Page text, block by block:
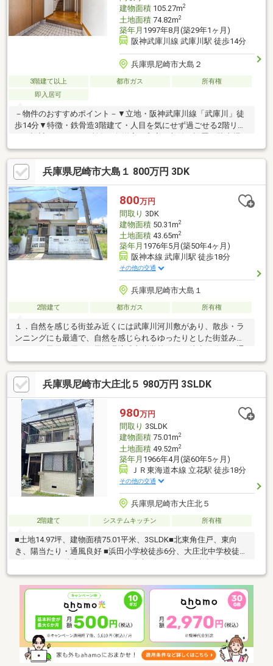
建物面積105.27m2
土地面積74.82m2
築年月 1997年8月(築29年1ヶ月)
阪神武庫川線 武庫川駅 徒歩14分
兵庫県尼崎市大島２
3階建て以上 都市ガス
所有権
即入居可
－物件のおすすめポイント－▼立地・阪神武庫川線「武庫川」徒
歩14分▼特徴・鉄骨造3階建て・人目を気にせず過ごせる2階リビ
台分有(車種による)▼周辺環境・アカシヤ尼崎大庄店 徒歩9分(約
700m)・成文小学校 徒歩3分(約220m)・成文公園 徒歩1分(約
30m)※建物面積 1階 32.35平米／2階 35.99平米／3階 36.93平米※容
積率は前面道路幅員により184％に制限されます■ ご希望の住まい
探しをお手伝いします ━━━━━・・・物件の詳細・ご相談はお
気軽にお問い合わせください。
兵庫県尼崎市大島１ 800万円 3DK
800万円
間取り 3DK
建物面積50.31m2
土地面積43.65m2
築年月 1976年5月(築50年4ヶ月)
阪神本線 武庫川駅 徒歩18分
その他の交通
兵庫県尼崎市大島１
2階建て 都市ガス 所有権
１．自然を感じる街並み近くには武庫川河川敷があり、散歩・ラ
ンニングにも最適で、自然を感じられるゆったりとした街並みで
学にも安心感が感じられます。また、近くに公園もあり子供がの
びのび遊べます。３．近隣施設が豊富コンビニやスーパーまで近
く、毎日の買い物がラクになる便利な立地。徒歩圏内で完結する
ストレスのない生活動線が実現できます。
兵庫県尼崎市大庄北５ 980万円 3SLDK
980万円
間取り 3SLDK
建物面積75.01m2
土地面積49.52m2
築年月 1966年4月(築60年5ヶ月)
ＪＲ東海道本線 立花駅 徒歩18分
その他の交通
兵庫県尼崎市大庄北５
2階建て システムキッチン 所有権
■土地14.97坪、建物面積75.01平米、3SLDK■北東角住戸、東向
き、陽当たり・通風良好 ■浜田小学校徒歩6分、大庄北中学校徒歩
■生活施設が徒歩圏内にあり便利な立地75.01平米程の建物面積で
スペースも十分。使い方も様々な、サービスルーム付き3SLDK物
件です。出窓スペースを有効に使うと、素敵な空間に早変わりし
ます。価格は980万円です。日常生活で利用頻度の高い水回りだ
からこそ、使い勝手のいいシステムキッチンを選んでみません
か。光をたくさん取り入れられる2面採光なので、長時間明かりが
入ってきます。